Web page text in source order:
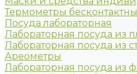
Термометры
Посуда лабораторная
Лабораторная посуда из
Лабораторная посуда из
Ареометры
Лабораторная посуда из